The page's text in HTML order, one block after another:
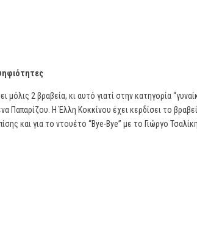
μόλις 2 βραβεία, κι αυτό γιατί στην κατηγορία
Παπαρίζου. Η Έλλη Κοκκίνου έχει κερδίσει το
και για το ντουέτο “Bye-Bye” με το Γιώργο